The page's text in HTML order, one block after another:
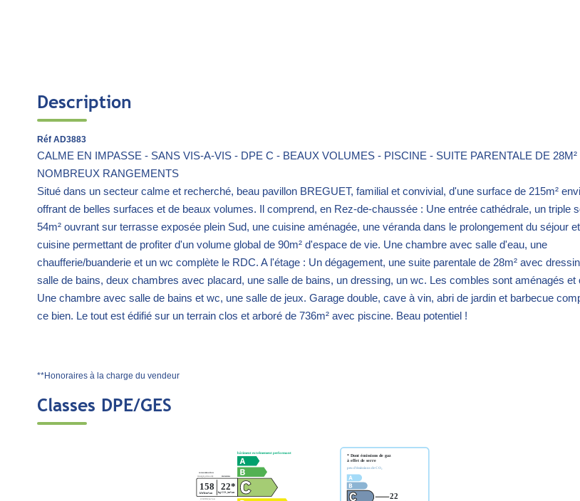
Description
Réf AD3883
CALME EN IMPASSE - SANS VIS-A-VIS - DPE C - BEAUX VOLUMES - PISCINE - SUITE PARENTALE DE 28M²
NOMBREUX RANGEMENTS
Situé dans un secteur calme et recherché, beau pavillon BREGUET, familial et convivial, d'une surface de 215m²
offrant de belles surfaces et de beaux volumes. Il comprend, en Rez-de-chaussée : Une entrée cathédrale, un triple
54m² ouvrant sur terrasse exposée plein Sud, une cuisine aménagée, une véranda dans le prolongement du séjour
cuisine permettant de profiter d'un volume global de 90m² d'espace de vie. Une chambre avec salle d'eau, une
chaufferie/buanderie et un wc complète le RDC. A l'étage : Un dégagement, une suite parentale de 28m² avec
salle de bains, deux chambres avec placard, une salle de bains, un dressing, un wc. Les combles sont aménagés et
Une chambre avec salle de bains et wc, une salle de jeux. Garage double, cave à vin, abri de jardin et barbecue
ce bien. Le tout est édifié sur un terrain clos et arboré de 736m² avec piscine. Beau potentiel !
**Honoraires à la charge du vendeur
Classes DPE/GES